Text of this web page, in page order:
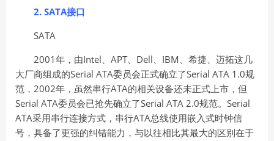
2. SATA接口
SATA
2001年，由Intel、APT、Dell、IBM、希捷、迈拓这几
大厂商组成的Serial ATA委员会正式确立了Serial ATA 1.0规
范，2002年，虽然串行ATA的相关设备还未正式上市，但
Serial ATA委员会已抢先确立了Serial ATA 2.0规范。Serial
ATA采用串行连接方式，串行ATA总线使用嵌入式时钟信
号，具备了更强的纠错能力，与以往相比其最大的区别在于